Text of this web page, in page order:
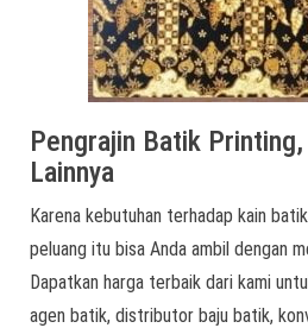
Pengrajin Batik
Lainnya
Karena kebutuhan terhadap kain
peluang itu bisa Anda ambil dengan
Dapatkan harga terbaik dari kami
agen batik, distributor baju batik,